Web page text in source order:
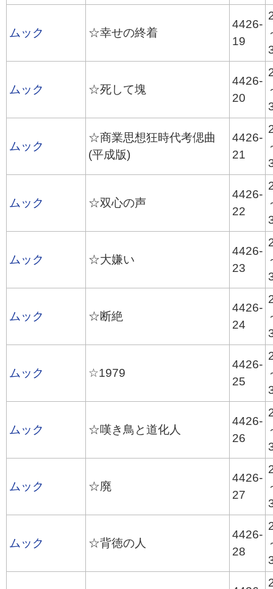
ムック ☆幸せの終着
4426-
19
ムック ☆死して塊
4426-
20
ムック
☆商業思想狂時代考偲曲
(平成版)
4426-
21
ムック ☆双心の声
4426-
22
ムック ☆大嫌い
4426-
23
ムック ☆断絶
4426-
24
ムック ☆1979
4426-
25
ムック ☆嘆き鳥と道化人
4426-
26
ムック ☆廃
4426-
27
ムック ☆背徳の人
4426-
28